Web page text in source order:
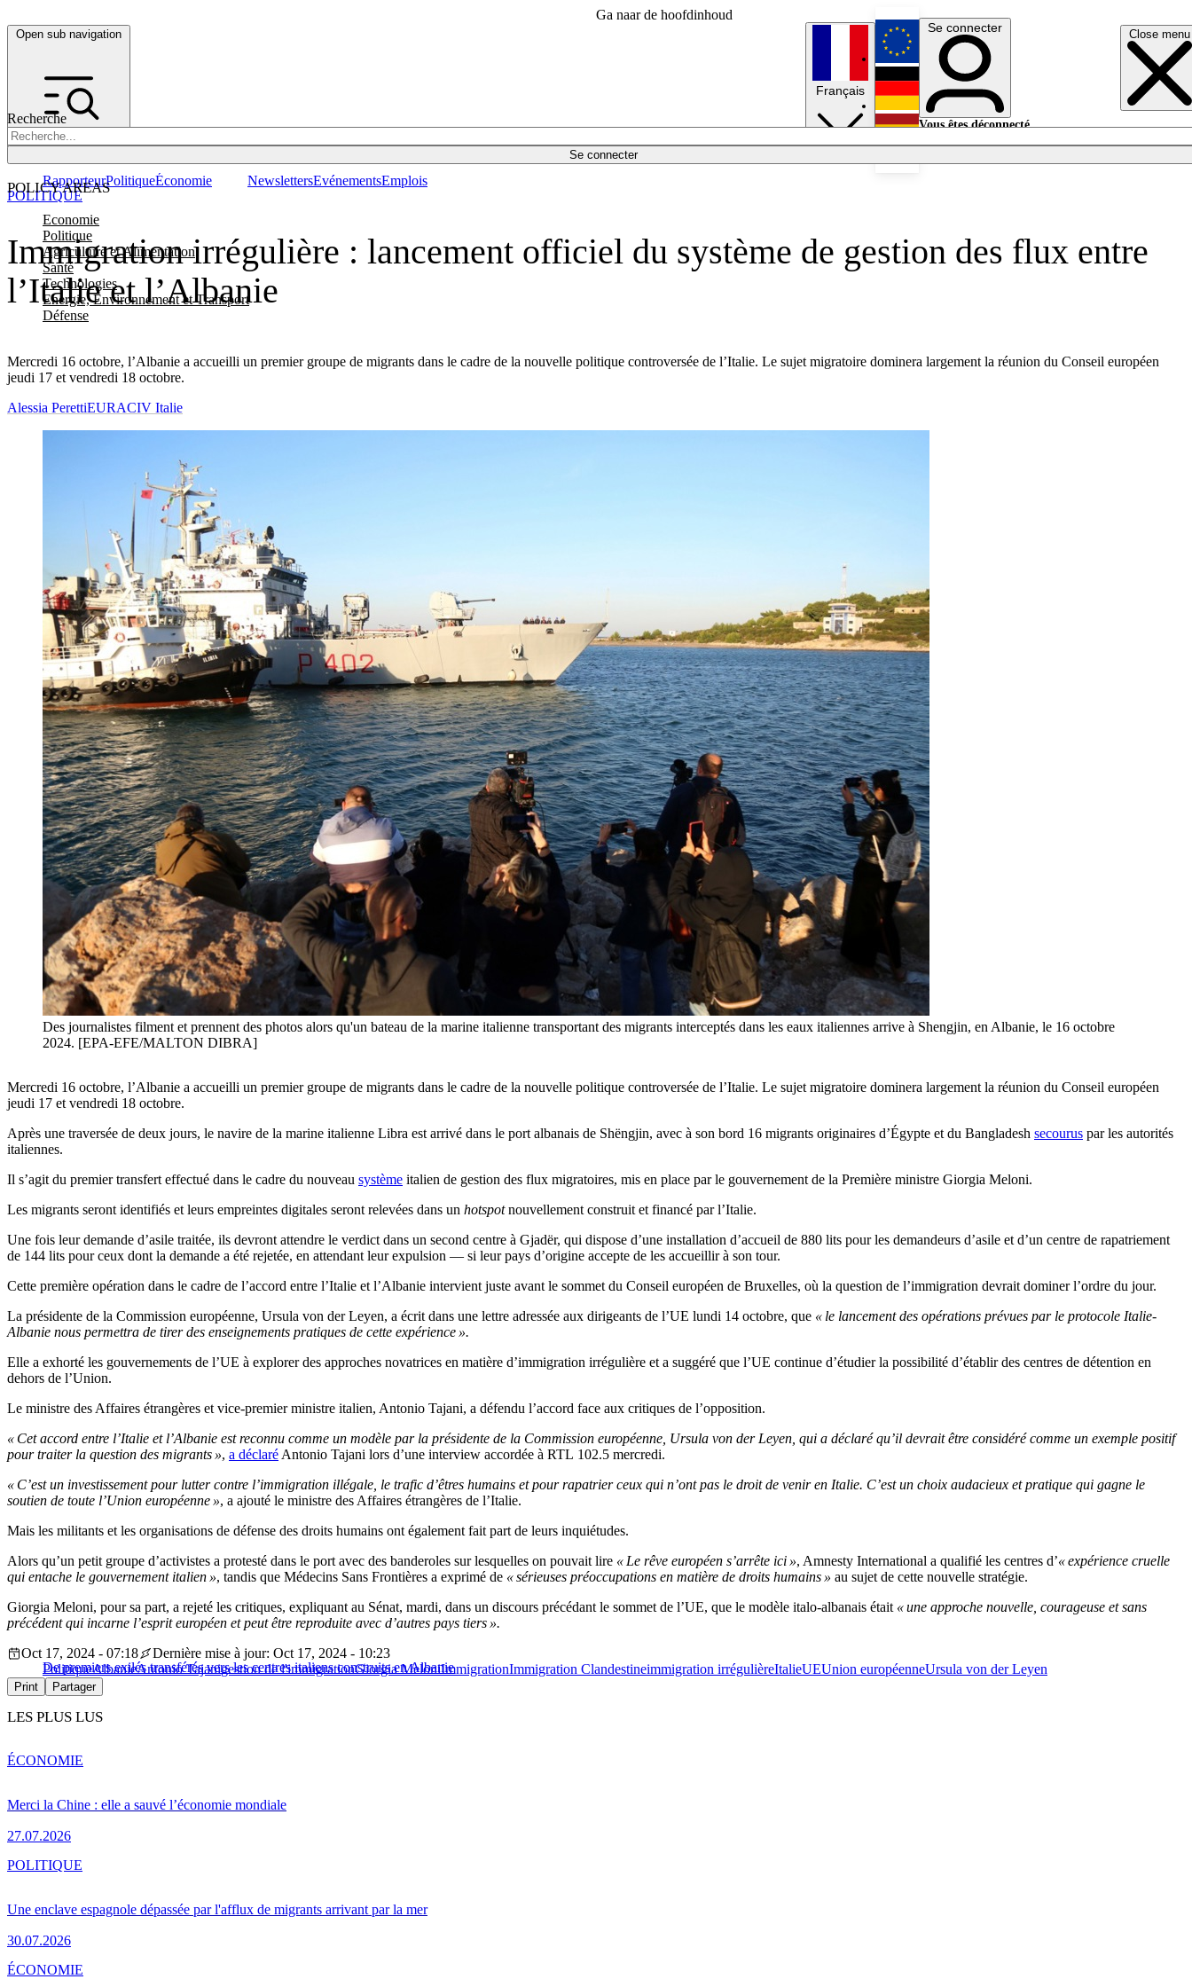
Ga naar de hoofdinhoud
Open sub navigation Close menu
Recherche
Se connecter
POLICY AREAS
Economie
Politique
Agriculture et Alimentation
Santé
Technologies
Energie, Environnement et Transport
Défense
RapporteurPolitiqueÉconomie NewslettersEvénementsEmplois
Français
English
Deutsch
Se connecter
Vous êtes déconnecté.
Immigration irrégulière : lancement officiel du système de gestion des flux entre
l’Italie et l’Albanie
Mercredi 16 octobre, l’Albanie a accueilli un premier groupe de migrants dans le cadre de la nouvelle politique controversée de l’Italie. Le sujet migratoire dominera largement la réunion du Conseil européen
jeudi 17 et vendredi 18 octobre.
POLITIQUE
Alessia PerettiEURACIV Italie
Des journalistes filment et prennent des photos alors qu'un bateau de la marine italienne transportant des migrants interceptés dans les eaux italiennes arrive à Shengjin, en Albanie, le 16 octobre
2024. [EPA-EFE/MALTON DIBRA]
Mercredi 16 octobre, l’Albanie a accueilli un premier groupe de migrants dans le cadre de la nouvelle politique controversée de l’Italie. Le sujet migratoire dominera largement la réunion du Conseil européen
jeudi 17 et vendredi 18 octobre.
Après une traversée de deux jours, le navire de la marine italienne Libra est arrivé dans le port albanais de Shëngjin, avec à son bord 16 migrants originaires d’Égypte et du Bangladesh secourus par les autorités
italiennes.
Il s’agit du premier transfert effectué dans le cadre du nouveau système italien de gestion des flux migratoires, mis en place par le gouvernement de la Première ministre Giorgia Meloni.
Les migrants seront identifiés et leurs empreintes digitales seront relevées dans un hotspotnouvellement construit et financé par l’Italie.
Une fois leur demande d’asile traitée, ils devront attendre le verdict dans un second centre à Gjadër, qui dispose d’une installation d’accueil de 880 lits pour les demandeurs d’asile et d’un centre de rapatriement
de 144 lits pour ceux dont la demande a été rejetée, en attendant leur expulsion — si leur pays d’origine accepte de les accueillir à son tour.
Cette première opération dans le cadre de l’accord entre l’Italie et l’Albanie intervient juste avant le sommet du Conseil européen de Bruxelles, où la question de l’immigration devrait dominer l’ordre du jour.
La présidente de la Commission européenne, Ursula von der Leyen, a écrit dans une lettre adressée aux dirigeants de l’UE lundi 14 octobre, que « le lancement des opérations prévues par le protocole Italie-
Albanie nous permettra de tirer des enseignements pratiques de cette expérience ».
Elle a exhorté les gouvernements de l’UE à explorer des approches novatrices en matière d’immigration irrégulière et a suggéré que l’UE continue d’étudier la possibilité d’établir des centres de détention en
dehors de l’Union.
Le ministre des Affaires étrangères et vice-premier ministre italien, Antonio Tajani, a défendu l’accord face aux critiques de l’opposition.
« Cet accord entre l’Italie et l’Albanie est reconnu comme un modèle par la présidente de la Commission européenne, Ursula von der Leyen, qui a déclaré qu’il devrait être considéré comme un exemple positif
pour traiter la question des migrants », a déclaré Antonio Tajani lors d’une interview accordée à RTL 102.5 mercredi.
« C’est un investissement pour lutter contre l’immigration illégale, le trafic d’êtres humains et pour rapatrier ceux qui n’ont pas le droit de venir en Italie. C’est un choix audacieux et pratique qui gagne le
soutien de toute l’Union européenne », a ajouté le ministre des Affaires étrangères de l’Italie.
Mais les militants et les organisations de défense des droits humains ont également fait part de leurs inquiétudes.
Alors qu’un petit groupe d’activistes a protesté dans le port avec des banderoles sur lesquelles on pouvait lire « Le rêve européen s’arrête ici », Amnesty International a qualifié les centres d’« expérience cruelle
qui entache le gouvernement italien », tandis que Médecins Sans Frontières a exprimé de « sérieuses préoccupations en matière de droits humains » au sujet de cette nouvelle stratégie.
Giorgia Meloni, pour sa part, a rejeté les critiques, expliquant au Sénat, mardi, dans un discours précédant le sommet de l’UE, que le modèle italo-albanais était « une approche nouvelle, courageuse et sans
précédent qui incarne l’esprit européen et peut être reproduite avec d’autres pays tiers ».
De premiers exilés transférés vers les centres italiens construits en Albanie
Oct 17, 2024 - 07:18
Dernière mise à jour: Oct 17, 2024 - 10:23
PolitiqueAlbanieAntonio Tajanigestion de l'immigrationGiorgia MeloniImmigrationImmigration Clandestineimmigration irrégulièreItalieUEUnion européenneUrsula von der Leyen
Print Partager
LES PLUS LUS
Merci la Chine : elle a sauvé l’économie mondiale
27.07.2026
ÉCONOMIE
Une enclave espagnole dépassée par l'afflux de migrants arrivant par la mer
30.07.2026
POLITIQUE
ÉCONOMIE